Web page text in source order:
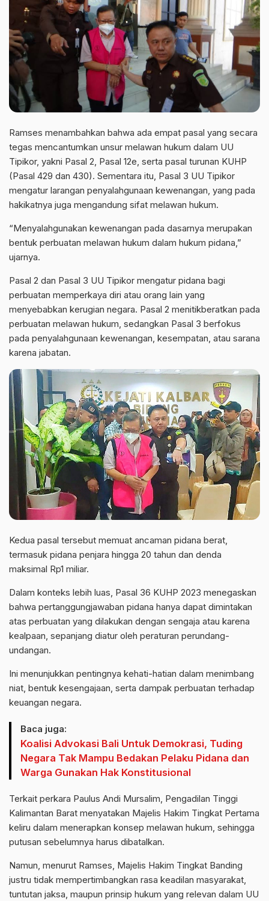
Ramses menambahkan bahwa ada empat pasal yang secara
tegas mencantumkan unsur melawan hukum dalam UU
Tipikor, yakni Pasal 2, Pasal 12e, serta pasal turunan KUHP
(Pasal 429 dan 430). Sementara itu, Pasal 3 UU Tipikor
mengatur larangan penyalahgunaan kewenangan, yang pada
hakikatnya juga mengandung sifat melawan hukum.
“Menyalahgunakan kewenangan pada dasarnya merupakan
bentuk perbuatan melawan hukum dalam hukum pidana,”
ujarnya.
Pasal 2 dan Pasal 3 UU Tipikor mengatur pidana bagi
perbuatan memperkaya diri atau orang lain yang
menyebabkan kerugian negara. Pasal 2 menitikberatkan pada
perbuatan melawan hukum, sedangkan Pasal 3 berfokus
pada penyalahgunaan kewenangan, kesempatan, atau sarana
karena jabatan.
Kedua pasal tersebut memuat ancaman pidana berat,
termasuk pidana penjara hingga 20 tahun dan denda
maksimal Rp1 miliar.
Dalam konteks lebih luas, Pasal 36 KUHP 2023 menegaskan
bahwa pertanggungjawaban pidana hanya dapat dimintakan
atas perbuatan yang dilakukan dengan sengaja atau karena
kealpaan, sepanjang diatur oleh peraturan perundang-
undangan.
Ini menunjukkan pentingnya kehati-hatian dalam menimbang
niat, bentuk kesengajaan, serta dampak perbuatan terhadap
keuangan negara.
Baca juga:
Koalisi Advokasi Bali Untuk Demokrasi, Tuding
Negara Tak Mampu Bedakan Pelaku Pidana dan
Warga Gunakan Hak Konstitusional
Terkait perkara Paulus Andi Mursalim, Pengadilan Tinggi
Kalimantan Barat menyatakan Majelis Hakim Tingkat Pertama
keliru dalam menerapkan konsep melawan hukum, sehingga
putusan sebelumnya harus dibatalkan.
Namun, menurut Ramses, Majelis Hakim Tingkat Banding
justru tidak mempertimbangkan rasa keadilan masyarakat,
tuntutan jaksa, maupun prinsip hukum yang relevan dalam UU